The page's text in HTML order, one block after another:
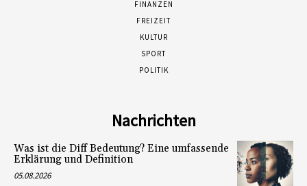
FINANZEN
FREIZEIT
KULTUR
SPORT
POLITIK
Nachrichten
Was ist die Diff Bedeutung? Eine umfassende
Erklärung und Definition
05.08.2026